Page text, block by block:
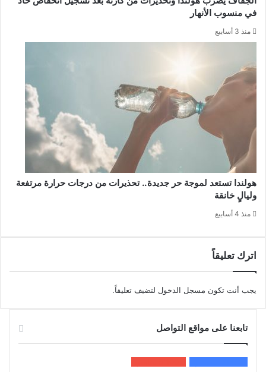
في منسوب الأنهار
منذ 3 أسابيع
هولندا تستعد لموجة حر جديدة.. تحذيرات من درجات حرارة مرتفعة
وليالٍ خانقة
منذ 4 أسابيع
اترك تعليقاً
يجب أنت تكون مسجل الدخول لتضيف تعليقاً.
تابعنا على مواقع التواصل